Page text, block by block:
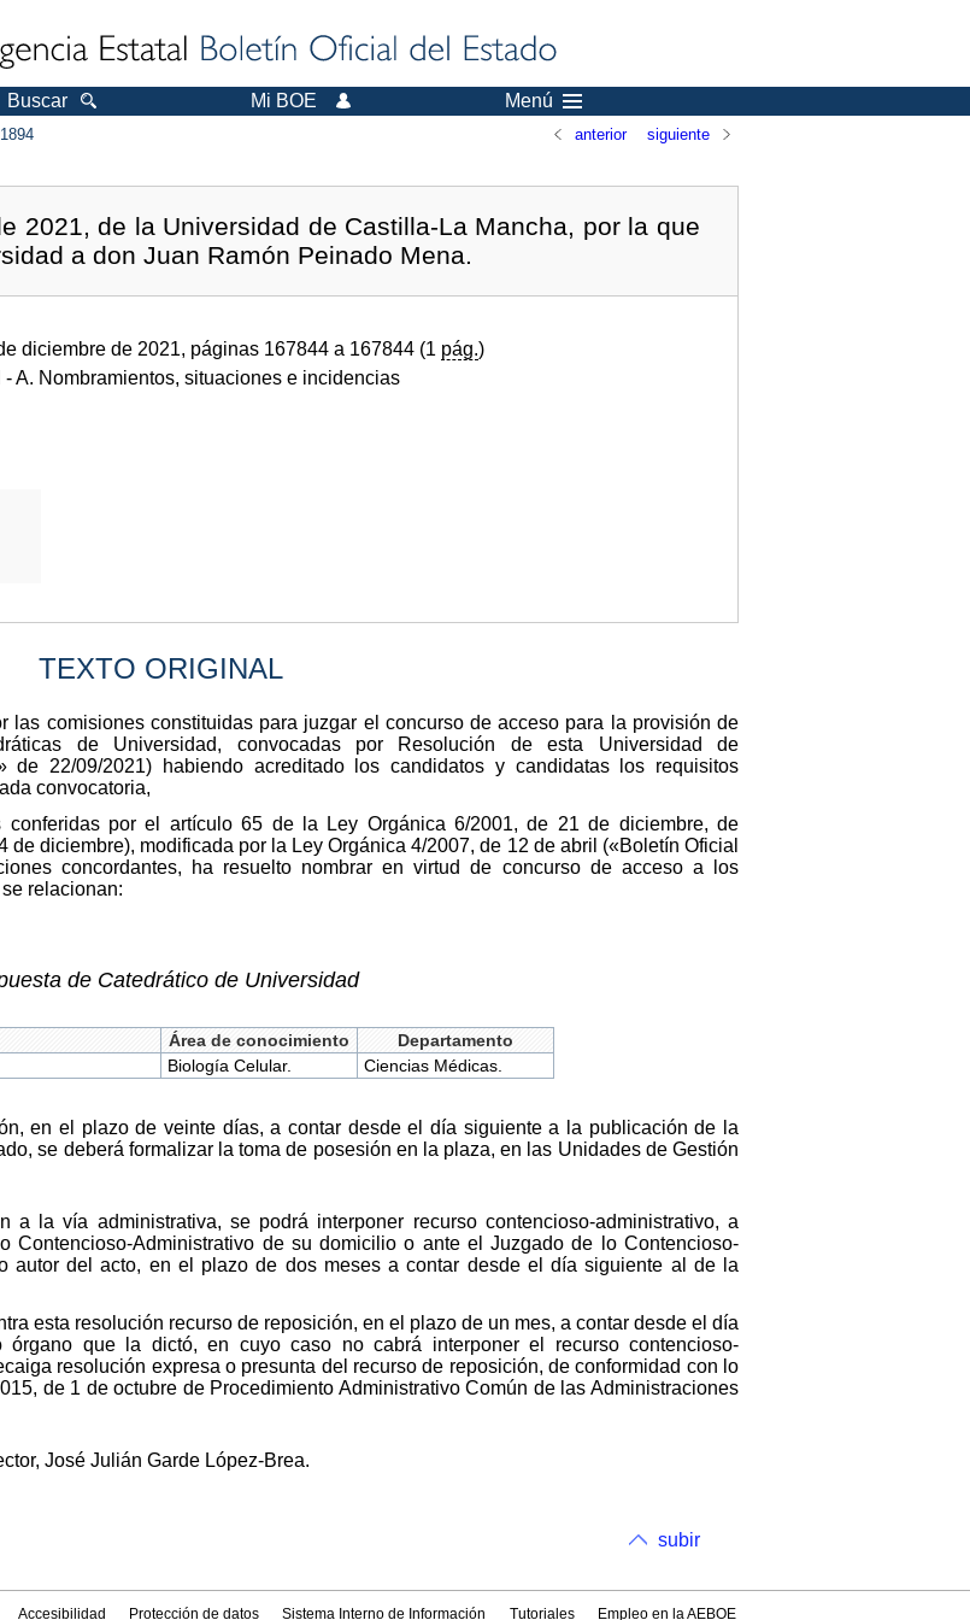
Buscar Mi BOE Menú
anterior siguiente
2021, de la Universidad de Castilla-La Mancha, por la que
a don Juan Ramón Peinado Mena.
diciembre de 2021, páginas 167844 a 167844 (1 pág.)
- A. Nombramientos, situaciones e incidencias
TEXTO ORIGINAL
las comisiones constituidas para juzgar el concurso de acceso para la provisión de
de Universidad, convocadas por Resolución de esta Universidad de
de 22/09/2021) habiendo acreditado los candidatos y candidatas los requisitos
convocatoria,
conferidas por el artículo 65 de la Ley Orgánica 6/2001, de 21 de diciembre, de
diciembre), modificada por la Ley Orgánica 4/2007, de 12 de abril («Boletín Oficial
concordantes, ha resuelto nombrar en virtud de concurso de acceso a los
relacionan:
de Catedrático de Universidad
Área de conocimiento
Departamento
Biología Celular. Ciencias Médicas.
en el plazo de veinte días, a contar desde el día siguiente a la publicación de la
se deberá formalizar la toma de posesión en la plaza, en las Unidades de Gestión
la vía administrativa, se podrá interponer recurso contencioso-administrativo, a
Contencioso-Administrativo de su domicilio o ante el Juzgado de lo Contencioso-
autor del acto, en el plazo de dos meses a contar desde el día siguiente al de la
esta resolución recurso de reposición, en el plazo de un mes, a contar desde el día
que la dictó, en cuyo caso no cabrá interponer el recurso contencioso-
resolución expresa o presunta del recurso de reposición, de conformidad con lo
de 1 de octubre de Procedimiento Administrativo Común de las Administraciones
José Julián Garde López-Brea.
subir
Accesibilidad Protección de datos Sistema Interno de Información Tutoriales Empleo en la AEBOE